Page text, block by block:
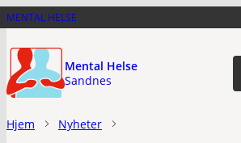
Hopp
hovedinnhold
MENTAL HELSE
Mental Helse
Sandnes
Hjem Nyheter